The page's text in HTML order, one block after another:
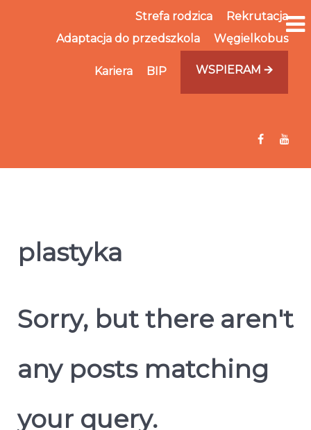
Strefa rodzica
Rekrutacja
Adaptacja do przedszkola
Węgielkobus
Kariera BIP WSPIERAM 🡪
plastyka
Sorry, but there aren't
any posts matching
your query.